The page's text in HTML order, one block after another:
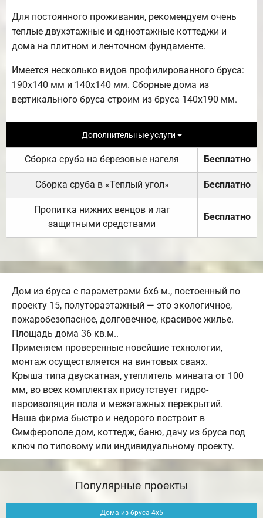
Для постоянного проживания, рекомендуем очень
теплые двухэтажные и одноэтажные коттеджи и
дома на плитном и ленточном фундаменте.
Имеется несколько видов профилированного бруса:
190х140 мм и 140х140 мм. Сборные дома из
вертикального бруса строим из бруса 140х190 мм.
Дополнительные услуги
Сборка сруба на березовые нагеля Бесплатно
Сборка сруба в «Теплый угол» Бесплатно
Пропитка нижних венцов и лаг
защитными средствами
Бесплатно
Дом из бруса с параметрами 6х6 м., постоенный по
проекту 15, полутораэтажный — это экологичное,
пожаробезопасное, долговечное, красивое жилье.
Площадь дома 36 кв.м..
Применяем проверенные новейшие технологии,
монтаж осуществляется на винтовых сваях.
Крыша типа двускатная, утеплитель минвата от 100
мм, во всех комплектах присутствует гидро-
пароизоляция пола и межэтажных перекрытий.
Наша фирма быстро и недорого построит в
Симферополе дом, коттедж, баню, дачу из бруса под
ключ по типовому или индивидуальному проекту.
Популярные проекты
Дома из бруса 4х5